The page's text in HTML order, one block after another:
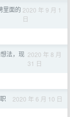
里面的 2020 年 9 月 1
日
法，现 2020 年 8 月
31 日
2020 年 6 月 10 日